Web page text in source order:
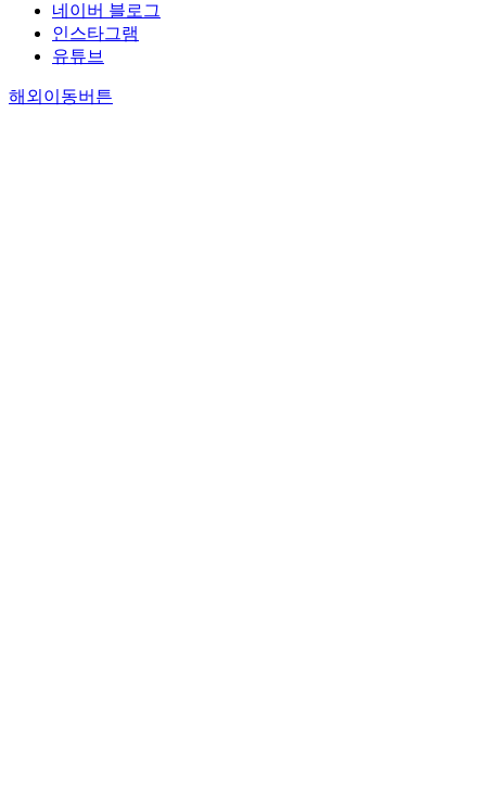
네이버 블로그
인스타그램
유튜브
해외이동버튼